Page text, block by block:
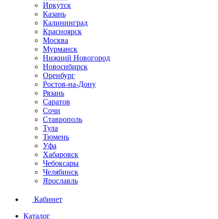
Иркутск
Казань
Калининград
Красноярск
Москва
Мурманск
Нижний Новогород
Новосибирск
Оренбург
Ростов-на-Дону
Рязань
Саратов
Сочи
Ставрополь
Тула
Тюмень
Уфа
Хабаровск
Чебоксары
Челябинск
Ярославль
Кабинет
Каталог